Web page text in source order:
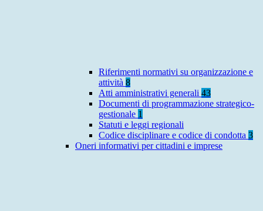
Riferimenti normativi su organizzazione e
attività 8
Atti amministrativi generali 43
Documenti di programmazione strategico-
gestionale 1
Statuti e leggi regionali
Codice disciplinare e codice di condotta 3
Oneri informativi per cittadini e imprese